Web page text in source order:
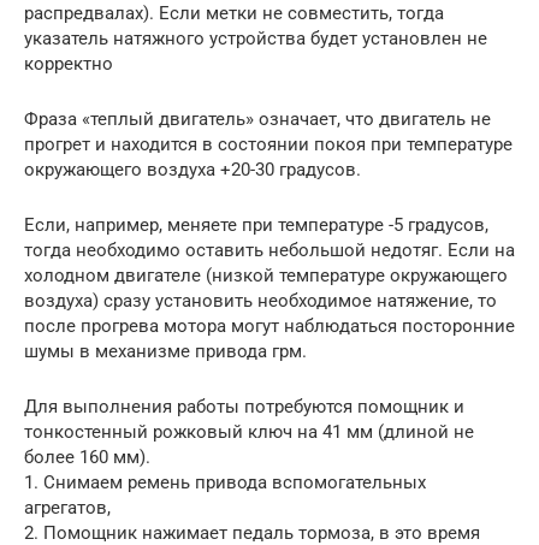
распредвалах). Если метки не совместить, тогда
указатель натяжного устройства будет установлен не
корректно
Фраза «теплый двигатель» означает, что двигатель не
прогрет и находится в состоянии покоя при температуре
окружающего воздуха +20-30 градусов.
Если, например, меняете при температуре -5 градусов,
тогда необходимо оставить небольшой недотяг. Если на
холодном двигателе (низкой температуре окружающего
воздуха) сразу установить необходимое натяжение, то
после прогрева мотора могут наблюдаться посторонние
шумы в механизме привода грм.
Для выполнения работы потребуются помощник и
тонкостенный рожковый ключ на 41 мм (длиной не
более 160 мм).
1. Снимаем ремень привода вспомогательных
агрегатов,
2. Помощник нажимает педаль тормоза, в это время